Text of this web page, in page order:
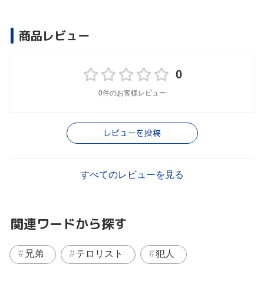
商品レビュー
0
0件のお客様レビュー
レビューを投稿
すべてのレビューを見る
関連ワードから探す
兄弟 テロリスト 犯人